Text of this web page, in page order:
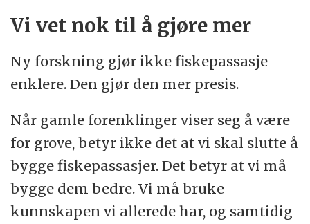
Vi vet nok til å gjøre mer
Ny forskning gjør ikke fiskepassasje
enklere. Den gjør den mer presis.
Når gamle forenklinger viser seg å være
for grove, betyr ikke det at vi skal slutte å
bygge fiskepassasjer. Det betyr at vi må
bygge dem bedre. Vi må bruke
kunnskapen vi allerede har, og samtidig